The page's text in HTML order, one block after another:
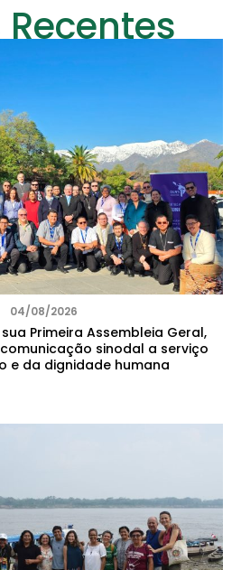
04/08/2026
sua Primeira Assembleia Geral,
sinodal a serviço
e da dignidade humana